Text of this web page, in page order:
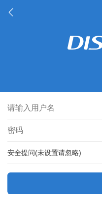
安全提问(未设置请忽略)